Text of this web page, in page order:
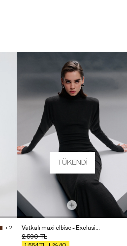
+ 2
Vatkalı maxi elbise - Exclusive Collection
2.590TL
TÜKENDI